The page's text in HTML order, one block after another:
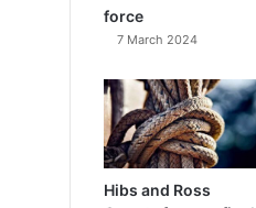
force
7 March 2024
Hibs and Ross